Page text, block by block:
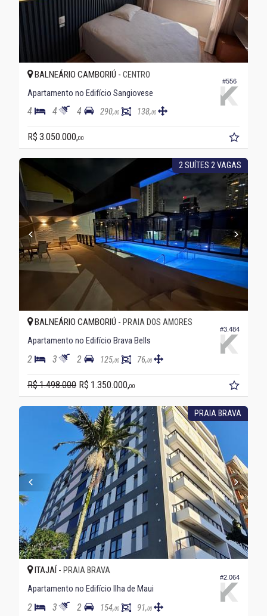
#556
BALNEÁRIO CAMBORIÚ - CENTRO
Apartamento no Edifício Sangiovese
4 4 4 290,00 138,00
R$ 3.050.000,00
2 SUÍTES 2 VAGAS
#3.484
BALNEÁRIO CAMBORIÚ - PRAIA DOS AMORES
Apartamento no Edifício Brava Bells
2 3 2 125,00 76,00
R$ 1.498.000 R$ 1.350.000,00
PRAIA BRAVA
#2.064
ITAJAÍ - PRAIA BRAVA
Apartamento no Edifício Ilha de Maui
2 3 2 154,00 91,00